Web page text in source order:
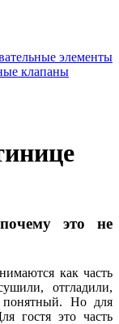
элементы
клапаны
это не
как часть
отгладили,
понятный. Но для
гостя это часть